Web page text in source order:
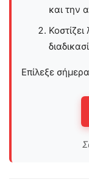
και την
Επίλεξε